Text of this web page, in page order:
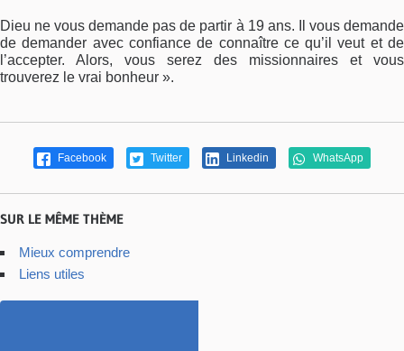
Dieu ne vous demande pas de partir à 19 ans. Il vous demande
de demander avec confiance de connaître ce qu’il veut et de
l’accepter. Alors, vous serez des missionnaires et vous
trouverez le vrai bonheur ».
Facebook Twitter Linkedin WhatsApp
SUR LE MÊME THÈME
Mieux comprendre
Liens utiles